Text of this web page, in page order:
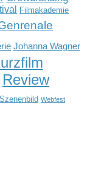
Filmakademie
Johanna Wagner
Review
Szenenbild Webfest